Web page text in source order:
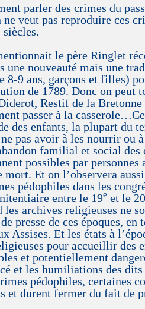
parler des crimes du
ne veut pas reproduire ces
siècles.
le père Ringlet
une nouveauté mais une
8-9 ans, garçons et filles)
de 1789. Donc on peut
Restif de la
passer à la
des enfants, la plupart du
pas avoir à les nourrir ou
familial et social des
possibles par personnes
Et on l’observera
pédophiles dans les
entre le 19e et le
archives religieuses ne
presse de ces époques,
Assises. Et les états à
pour accueillir des
et potentiellement
et les humiliations des
pédophiles, certaines
et durent fermer du fait de